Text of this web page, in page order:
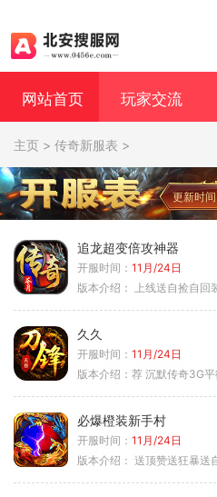
网站首页 玩家交流
主页 > 传奇新服表 >
更新时
追龙超变倍攻神器
开服时间： 11月/24日
版本介绍：
上线送自捡自回
久久
开服时间： 11月/24日
版本介绍： 荐 沉默传奇3G平
必爆橙装新手村
开服时间： 11月/24日
版本介绍： 送顶赞送狂暴送